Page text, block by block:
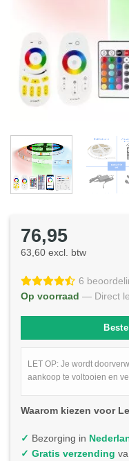
76,95
63,60 excl. btw
6
Op voorraad — Direct
LET OP: Je wordt
aankoop te voltooien en
Waarom kiezen voor
✓ Bezorging in
✓ Gratis verzending